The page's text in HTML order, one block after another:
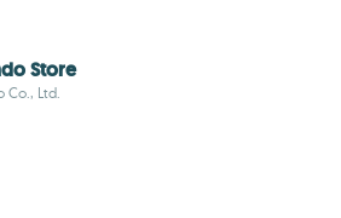
Store
Co., Ltd.